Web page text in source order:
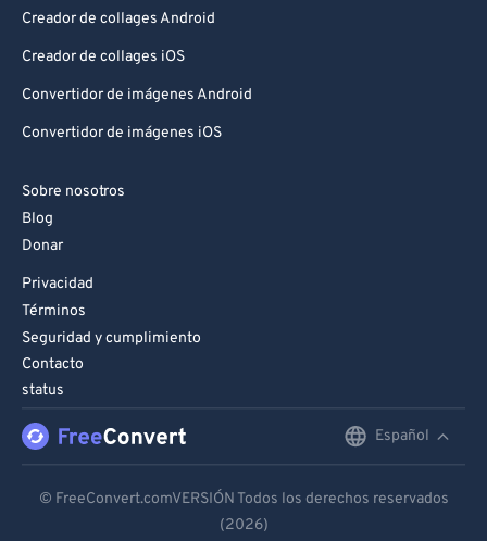
Creador de collages Android
Creador de collages iOS
Convertidor de imágenes Android
Convertidor de imágenes iOS
Sobre nosotros
Blog
Donar
Privacidad
Términos
Seguridad y cumplimiento
Contacto
status
Español
Español
© FreeConvert.comVERSIÓN Todos los derechos reservados
(2026)